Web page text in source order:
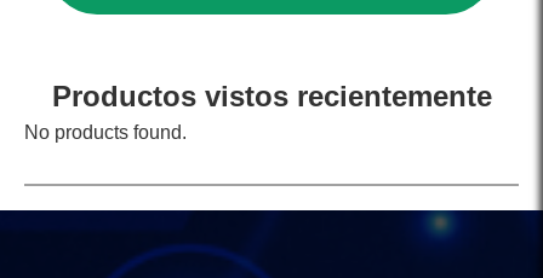
Productos vistos recientemente
No products found.